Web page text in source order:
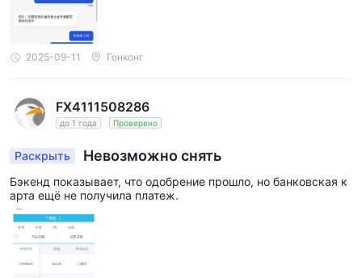
2025-09-11 Гонконг
FX4111508286
до 1 года Проверено
Раскрыть Невозможно снять
Бэкенд показывает, что одобрение прошло, но банковская к
арта ещё не получила платеж.